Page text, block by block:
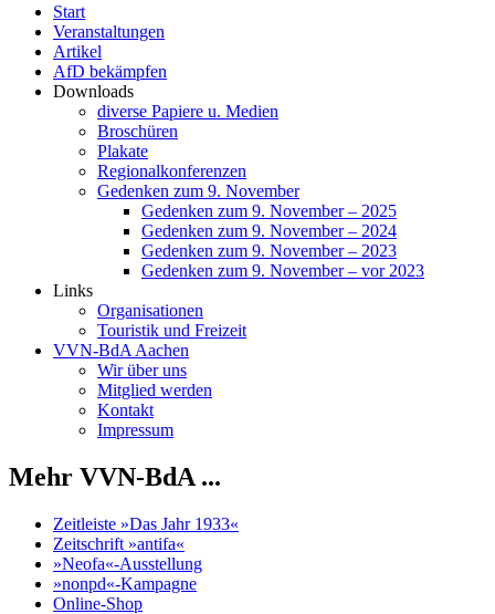
Start
Veranstaltungen
Artikel
AfD bekämpfen
Downloads
diverse Papiere u. Medien
Broschüren
Plakate
Regionalkonferenzen
Gedenken zum 9. November
Gedenken zum 9. November – 2025
Gedenken zum 9. November – 2024
Gedenken zum 9. November – 2023
Gedenken zum 9. November – vor 2023
Links
Organisationen
Touristik und Freizeit
VVN-BdA Aachen
Wir über uns
Mitglied werden
Kontakt
Impressum
Mehr VVN-BdA ...
Zeitleiste »Das Jahr 1933«
Zeitschrift »antifa«
»Neofa«-Ausstellung
»nonpd«-Kampagne
Online-Shop